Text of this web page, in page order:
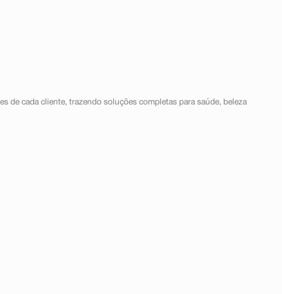
de cada cliente, trazendo soluções completas para saúde, beleza